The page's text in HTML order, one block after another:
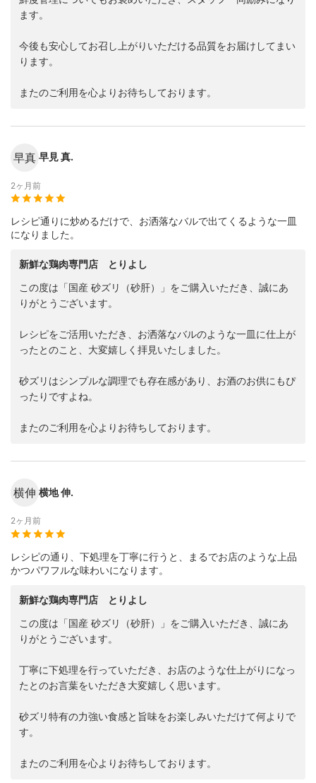
ます。
今後も安心してお召し上がりいただける品質をお届けしてまい
ります。
またのご利用を心よりお待ちしております。
早真 早見 真.
2ヶ月前
レシピ通りに炒めるだけで、お洒落なバルで出てくるような一皿
になりました。
新鮮な鶏肉専門店 とりよし
この度は「国産 砂ズリ（砂肝）」をご購入いただき、誠にあ
りがとうございます。
レシピをご活用いただき、お洒落なバルのような一皿に仕上が
ったとのこと、大変嬉しく拝見いたしました。
砂ズリはシンプルな調理でも存在感があり、お酒のお供にもぴ
ったりですよね。
またのご利用を心よりお待ちしております。
横伸 横地 伸.
2ヶ月前
レシピの通り、下処理を丁寧に行うと、まるでお店のような上品
かつパワフルな味わいになります。
新鮮な鶏肉専門店 とりよし
この度は「国産 砂ズリ（砂肝）」をご購入いただき、誠にあ
りがとうございます。
丁寧に下処理を行っていただき、お店のような仕上がりになっ
たとのお言葉をいただき大変嬉しく思います。
砂ズリ特有の力強い食感と旨味をお楽しみいただけて何よりで
す。
またのご利用を心よりお待ちしております。